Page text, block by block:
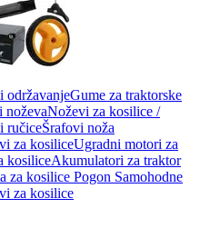
održavanjeGume za traktorske
noževaNoževi za kosilice /
ručiceŠrafovi noža
za kosiliceUgradni motori za
kosiliceAkumulatori za traktor
za kosilice Pogon Samohodne
za kosilice